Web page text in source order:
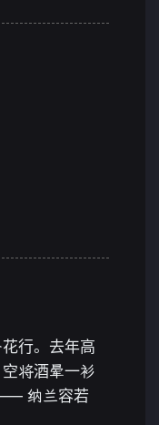
行。去年高
将酒晕一衫
纳兰容若